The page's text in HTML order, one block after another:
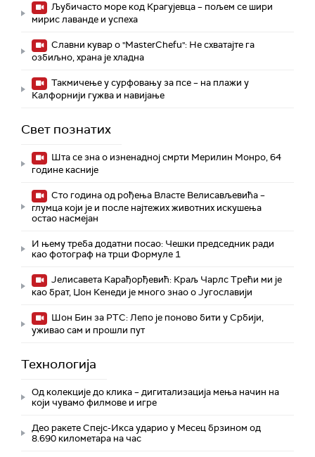
Љубичасто море код Крагујевца – пољем се шири
мирис лаванде и успеха
Славни кувар о "MasterChefu": Не схватајте га
озбиљно, храна је хладна
Такмичење у сурфовању за псе – на плажи у
Калфорнији гужва и навијање
Свет познатих
Шта се зна о изненадној смрти Мерилин Монро, 64
године касније
Сто година од рођења Власте Велисављевића –
глумца који је и после најтежих животних искушења
остао насмејан
И њему треба додатни посао: Чешки председник ради
као фотограф на трци Формуле 1
Јелисавета Карађорђевић: Краљ Чарлс Трећи ми је
као брат, Џон Кенеди је много знао о Југославији
Шон Бин за РТС: Лепо је поново бити у Србији,
уживао сам и прошли пут
Технологијa
Од колекције до клика – дигитализација мења начин на
који чувамо филмове и игре
Део ракете Спејс-Икса ударио у Месец брзином од
8.690 километара на час